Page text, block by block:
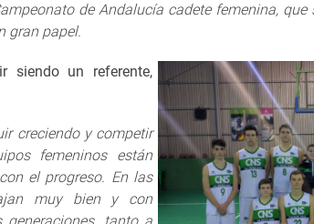
de Andalucía cadete femenina,
gran papel.
siendo un referente,
creciendo y competir
femeninos están
el progreso. En las
muy bien y con